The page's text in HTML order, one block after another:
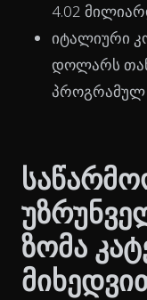
4.02
იტალიური
დოლარს
პროგრამულ
ზომა